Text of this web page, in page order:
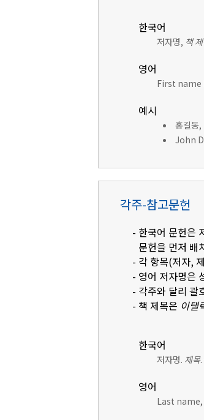
한국어
저자명, 책
영어
First name
예시
홍길동,
John
각주-참고문헌
- 한국어 문헌은
문헌을 먼저 배
- 각 항목(저자,
- 영어 저자명은
- 각주와 달리 괄
- 책 제목은 이탤
한국어
저자명. 제목
영어
Last